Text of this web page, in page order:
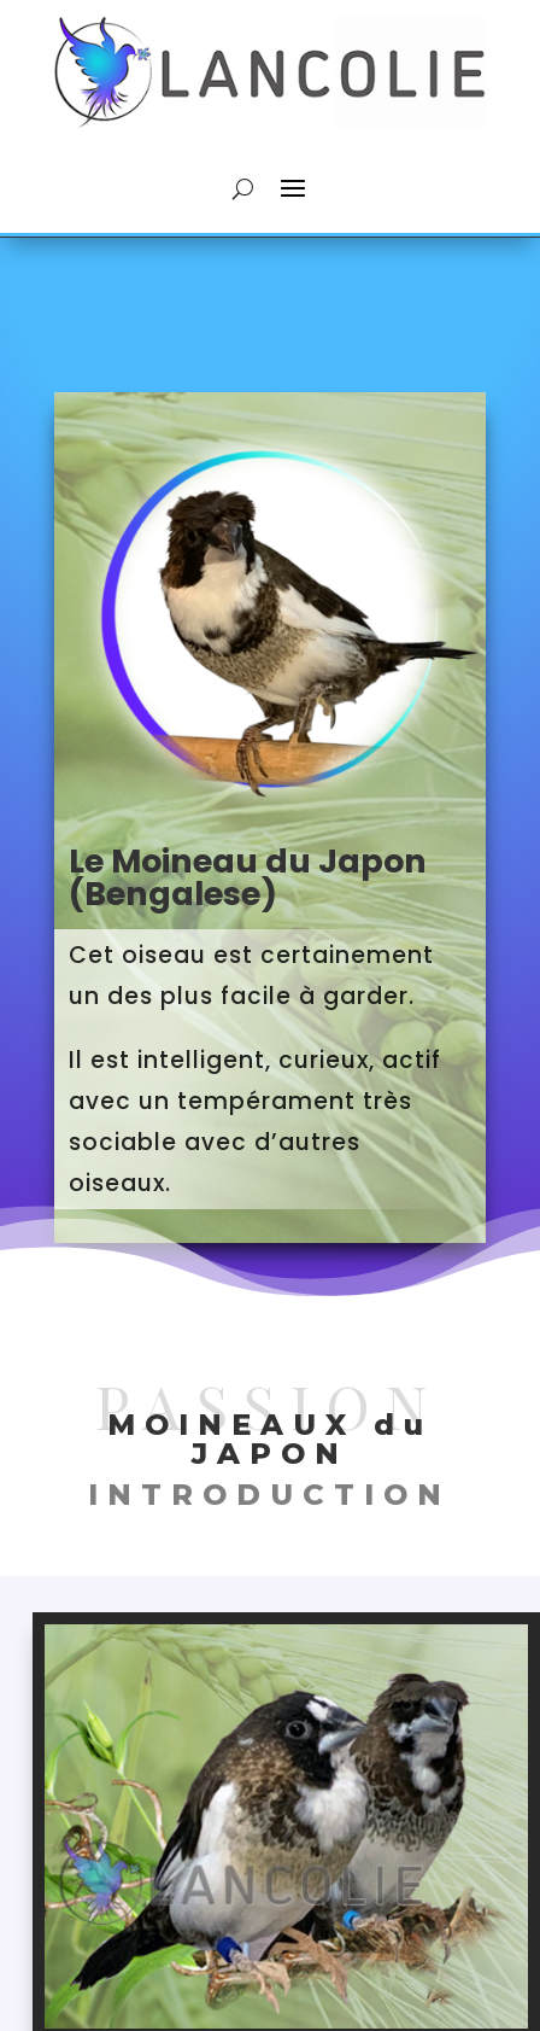
Le Moineau du Japon
(Bengalese)
Cet oiseau est certainement
un des plus facile à garder.
Il est intelligent, curieux, actif
avec un tempérament très
sociable avec d’autres
oiseaux.
PASSION
MOINEAUX du
JAPON
INTRODUCTION